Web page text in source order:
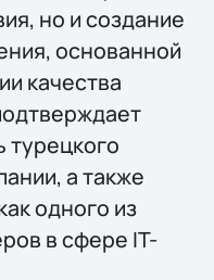
но и создание
основанной
качества
турецкого
а также
одного из
в сфере IT-